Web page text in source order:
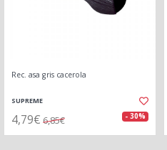
Rec. asa gris cacerola
SUPREME
4,79€ 6,85€ - 30%